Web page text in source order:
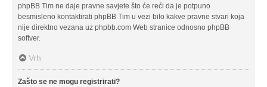
phpBB Tim ne daje pravne savjete što će reći da je potpuno
besmisleno kontaktirati phpBB Tim u vezi bilo kakve pravne stvari koja
nije direktno vezana uz phpbb.com Web stranice odnosno phpBB
softver.
Vrh
Zašto se ne mogu registrirati?